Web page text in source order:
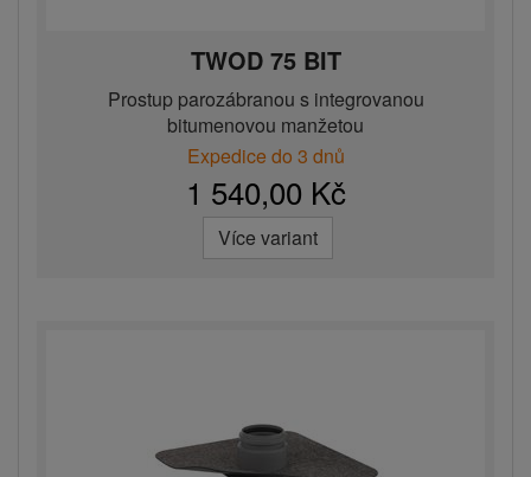
TWOD 75 BIT
Prostup parozábranou s integrovanou
bitumenovou manžetou
Expedice do 3 dnů
1 540,00 Kč
Více variant